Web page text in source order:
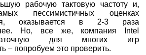
рабочую тактовую частоту и,
пессимистичных оценках
оказывается в 2-3 раза
Но, все же, компания Intel
для многих игр
– попробуем это проверить.